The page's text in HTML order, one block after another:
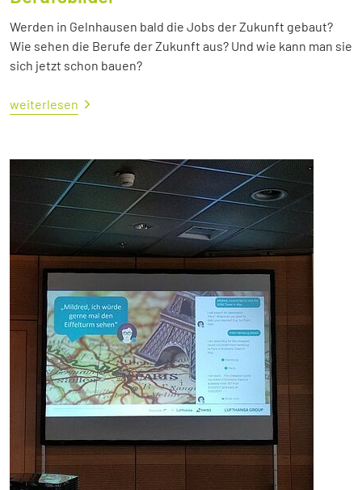
Werden in Gelnhausen bald die Jobs der Zukunft gebaut?
Wie sehen die Berufe der Zukunft aus? Und wie kann man sie
sich jetzt schon bauen?
weiterlesen